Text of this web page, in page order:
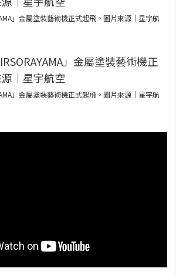
」金屬塗裝藝術機正式起飛。圖片來源｜星宇航
」金屬塗裝藝術機正式起飛。圖片來源｜星宇航